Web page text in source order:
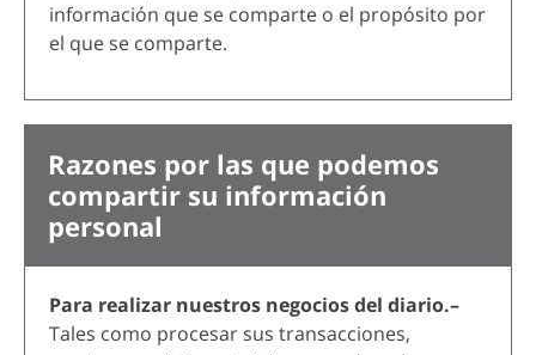
información que se comparte o el propósito por
el que se comparte.
Razones por las que podemos
compartir su información
personal
Para realizar nuestros negocios del diario.–
Tales como procesar sus transacciones,